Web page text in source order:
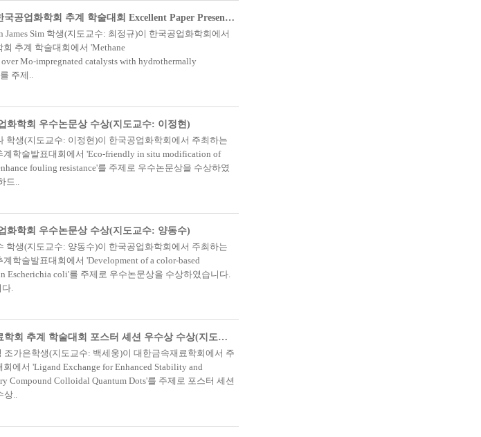
Tristan James Sim_2023 한국공업화학회 추계 학술대회 Excellent Paper Presentation Award 수상(지도교수: 최정규)
James Sim 학생(지도교수: 최정규)이 한국공업화학회에서
추계 학술대회에서 'Methane
Mo-impregnated catalysts with hydrothermally
주제..
화학회 우수논문상 수상(지도교수: 이정현)
학생(지도교수: 이정현)이 한국공업화학회에서 주최하는
학술발표대회에서 'Eco-friendly in situ modification of
fouling resistance'를 주제로 우수논문상을 수상하였
..
화학회 우수논문상 수상(지도교수: 양동수)
학생(지도교수: 양동수)이 한국공업화학회에서 주최하는
학술발표대회에서 'Development of a color-based
Escherichia coli'를 주제로 우수논문상을 수상하였습니다.
.
조가은_2023 대한금속재료학회 추계 학술대회 포스터 셰션 우수상 수상(지도교수: 백세웅)
조가은학생(지도교수: 백세웅)이 대한금속재료학회에서 주
에서 'Ligand Exchange for Enhanced Stability and
Compound Colloidal Quantum Dots'를 주제로 포스터 세션
..